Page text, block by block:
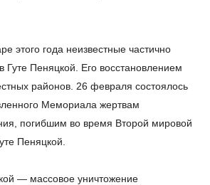
этого года неизвестные частично
Гуте Пеняцкой. Его восстановлением
районов. 26 февраля состоялось
Мемориала жертвам
погибшим во время Второй мировой
Пеняцкой.
— массовое уничтожение